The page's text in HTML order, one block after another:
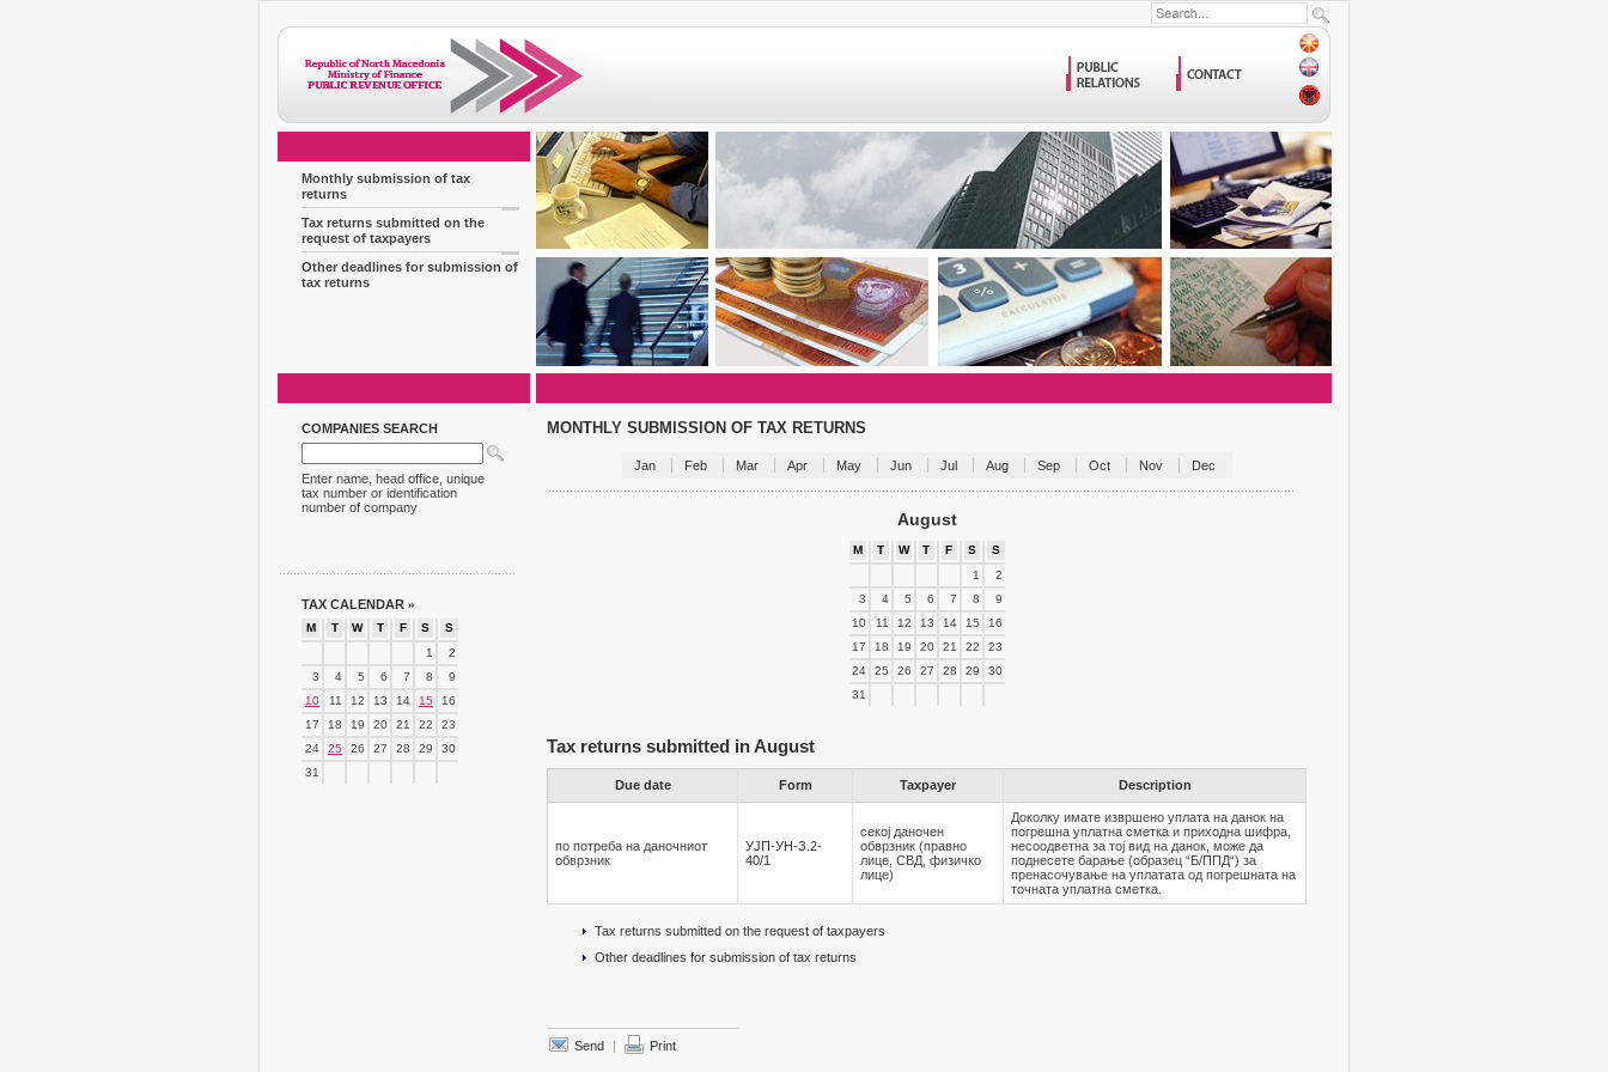
Monthly submission of tax
returns
Tax returns submitted on the
request of taxpayers
Other deadlines for submission of
tax returns
COMPANIES SEARCH
Enter name, head office, unique
tax number or identification
number of company
TAX CALENDAR »
M T W T F S
S
1
2
3
4 5 6 7 8
9
10
11 12 13 14 15
16
17
18 19 20 21 22
23
24
25 26 27 28 29
30
31
MONTHLY SUBMISSION OF TAX RETURNS
Jan Feb Mar Apr May Jun Jul Aug Sep Oct Nov Dec
August
M T W T F S
S
1
2
3
4 5 6 7 8
9
10
11 12 13 14 15
16
17
18 19 20 21 22
23
24
25 26 27 28 29
30
31
Tax returns submitted in August
Due date Form Taxpayer Description
по потреба на даночниот
обврзник
УЈП-УН-З.2-
40/1
секој даночен
обврзник (правно
лице, СВД, физичко
лице)
Доколку имате извршено уплата на данок на
погрешна уплатна сметка и приходна шифра,
несоодветна за тој вид на данок, може да
поднесете барање (образец “Б/ППД“) за
пренасочување на уплатата од погрешната на
точната уплатна сметка.
Tax returns submitted on the request of taxpayers
Other deadlines for submission of tax returns
Send | Print